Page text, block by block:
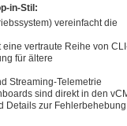
in-Stil:
vereinfacht die
vertraute Reihe von
für ältere
Streaming-Telemetrie
sind direkt in den
Details zur Fehlerbehebung